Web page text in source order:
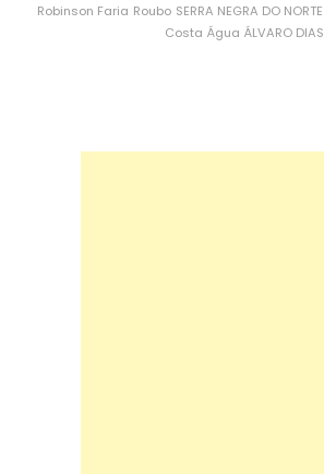
Robinson Faria Roubo SERRA NEGRA DO NORTE
Costa Água ÁLVARO DIAS